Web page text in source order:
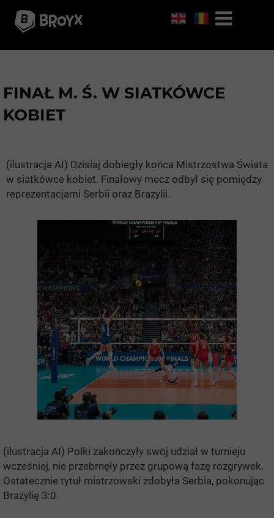
(ilustracja AI) Polki zakończyły swój udział w turnieju
wcześniej, nie przebrnęły przez grupową fazę rozgrywek.
Ostatecznie tytuł mistrzowski zdobyła Serbia, pokonując
Brazylię 3:0.
FINAŁ M. Ś. W SIATKÓWCE
KOBIET
(ilustracja AI) Dzisiaj dobiegły końca Mistrzostwa Świata
w siatkówce kobiet. Finałowy mecz odbył się pomiędzy
reprezentacjami Serbii oraz Brazylii.